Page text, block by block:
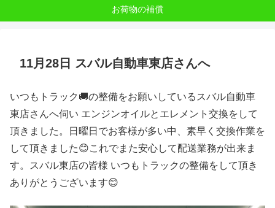
お荷物の補償
11月28日 スバル自動車東店さんへ
いつもトラック🚚の整備をお願いしているスバル自動車
東店さんへ伺い エンジンオイルとエレメント交換をして
頂きました。日曜日でお客様が多い中、素早く交換作業を
して頂きました😊これでまた安心して配送業務が出来ま
す。スバル東店の皆様 いつもトラックの整備をして頂き
ありがとうございます😊